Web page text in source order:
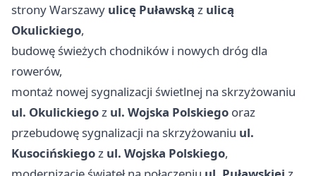
strony Warszawy ulicę Puławską z ulicą
Okulickiego,
budowę świeżych chodników i nowych dróg dla
rowerów,
montaż nowej sygnalizacji świetlnej na skrzyżowaniu
ul. Okulickiegoz ul. Wojska Polskiego oraz
przebudowę sygnalizacji na skrzyżowaniu ul.
Kusocińskiegoz ul. Wojska Polskiego,